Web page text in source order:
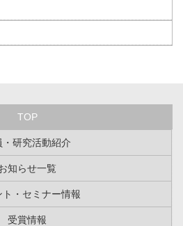
TOP
・研究活動紹介
知らせ一覧
ト・セミナー情報
受賞情報